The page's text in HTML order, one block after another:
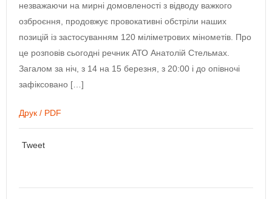
незважаючи на мирні домовленості з відводу важкого
озброєння, продовжує провокативні обстріли наших
позицій із застосуванням 120 міліметрових мінометів. Про
це розповів сьогодні речник АТО Анатолій Стельмах.
Загалом за ніч, з 14 на 15 березня, з 20:00 і до опівночі
зафіксовано […]
Друк / PDF
Tweet